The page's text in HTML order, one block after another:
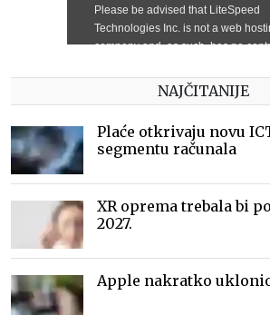
NAJČITANIJE
Plaće otkrivaju novu
segmentu računala
XR oprema trebala bi
2027.
Apple nakratko